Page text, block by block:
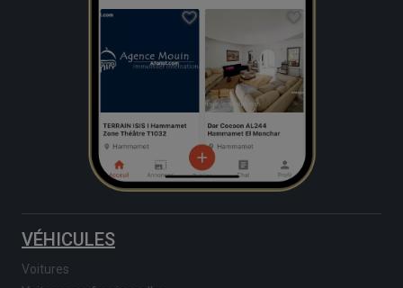
VÉHICULES
Voitures